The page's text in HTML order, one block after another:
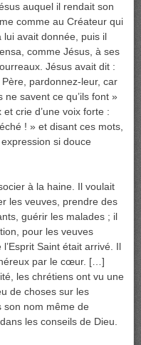
auquel il rendait son
comme au Créateur qui
lui avait donnée, puis il
comme Jésus, à ses
Jésus avait dit :
Père, pardonnez-leur, car
ne savent ce qu’ils font »
crie d’une voix forte :
! » et disant ces mots,
si douce
à la haine. Il voulait
les veuves, prendre des
guérir les malades ; il
pour les veuves
Saint était arrivé. Il
par le cœur. […]
les chrétiens ont vu une
de choses sur les
son nom même de
les conseils de Dieu.